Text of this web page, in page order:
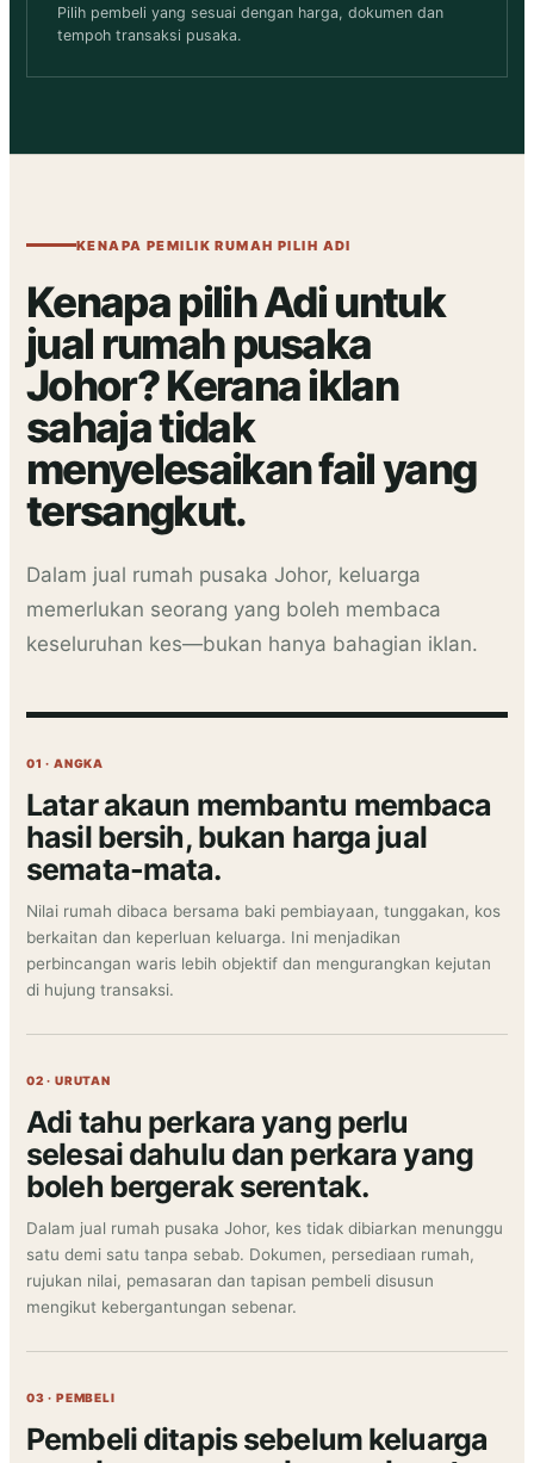
Pilih pembeli yang sesuai dengan harga, dokumen dan
tempoh transaksi pusaka.
KENAPA PEMILIK RUMAH PILIH ADI
Kenapa pilih Adi untuk
jual rumah pusaka
Johor? Kerana iklan
sahaja tidak
menyelesaikan fail yang
tersangkut.
Dalam jual rumah pusaka Johor, keluarga
memerlukan seorang yang boleh membaca
keseluruhan kes—bukan hanya bahagian iklan.
01 · ANGKA
Latar akaun membantu membaca
hasil bersih, bukan harga jual
semata-mata.
Nilai rumah dibaca bersama baki pembiayaan, tunggakan, kos
berkaitan dan keperluan keluarga. Ini menjadikan
perbincangan waris lebih objektif dan mengurangkan kejutan
di hujung transaksi.
02 · URUTAN
Adi tahu perkara yang perlu
selesai dahulu dan perkara yang
boleh bergerak serentak.
Dalam jual rumah pusaka Johor, kes tidak dibiarkan menunggu
satu demi satu tanpa sebab. Dokumen, persediaan rumah,
rujukan nilai, pemasaran dan tapisan pembeli disusun
mengikut kebergantungan sebenar.
03 · PEMBELI
Pembeli ditapis sebelum keluarga